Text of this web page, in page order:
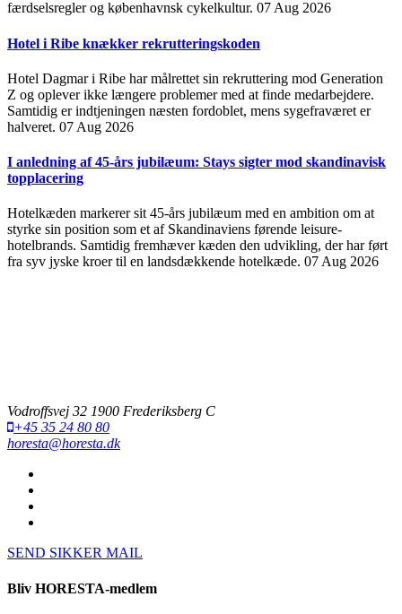
færdselsregler og københavnsk cykelkultur. 07 Aug 2026
Hotel i Ribe knækker rekrutteringskoden
Hotel Dagmar i Ribe har målrettet sin rekruttering mod Generation
Z og oplever ikke længere problemer med at finde medarbejdere.
Samtidig er indtjeningen næsten fordoblet, mens sygefraværet er
halveret. 07 Aug 2026
I anledning af 45-års jubilæum: Stays sigter mod skandinavisk
topplacering
Hotelkæden markerer sit 45-års jubilæum med en ambition om at
styrke sin position som et af Skandinaviens førende leisure-
hotelbrands. Samtidig fremhæver kæden den udvikling, der har ført
fra syv jyske kroer til en landsdækkende hotelkæde. 07 Aug 2026
Vodroffsvej 32 1900 Frederiksberg C
+45 35 24 80 80
horesta@horesta.dk
SEND SIKKER MAIL
Bliv HORESTA-medlem